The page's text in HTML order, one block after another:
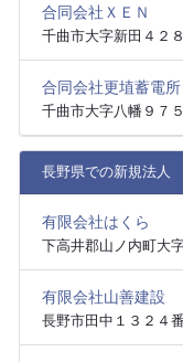
合同会社ＸＥＮ
千曲市大字新田４２
合同会社更埴蓄電所
千曲市大字八幡９７
長野県での新規法人
有限会社はくら
下高井郡山ノ内町大
有限会社山善建設
長野市田中１３２４